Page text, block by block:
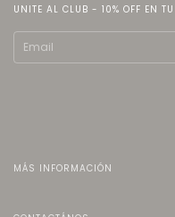
UNITE AL CLUB - 10% OFF EN
MÁS INFORMACIÓN